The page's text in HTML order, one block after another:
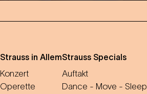
Strauss in Allem
Konzert
Operette
Strauss Specials
Auftakt
Dance - Move - Sleep